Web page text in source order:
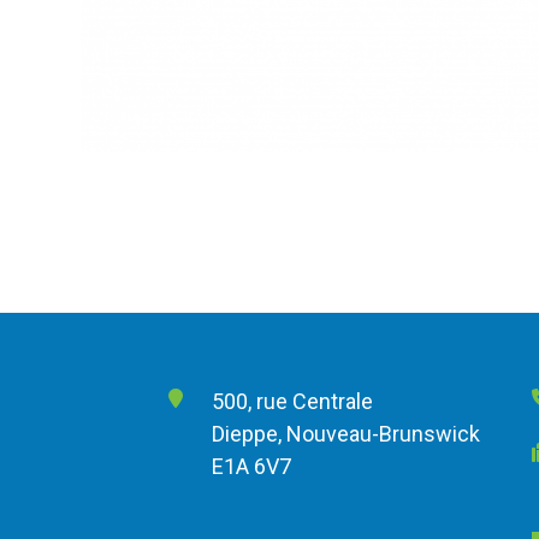
500, rue Centrale
Dieppe, Nouveau-Brunswick
E1A 6V7